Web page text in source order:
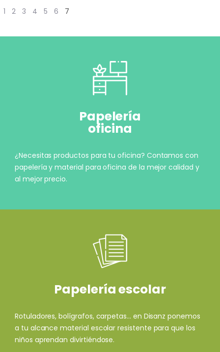
1 2 3 4 5 6 7
Papelería
oficina
¿Necesitas productos para tu oficina? Contamos con
papelería y material para oficina de la mejor calidad y
al mejor precio.
Papelería escolar
Rotuladores, bolígrafos, carpetas... en Disanz ponemos
a tu alcance material escolar resistente para que los
niños aprendan divirtiéndose.